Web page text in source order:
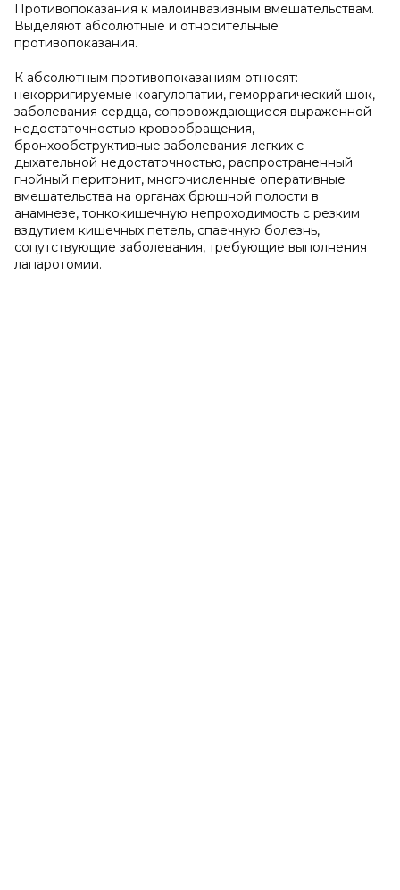
Противопоказания к малоинвазивным вмешательствам.
Выделяют абсолютные и относительные
противопоказания.
К абсолютным противопоказаниям относят:
некорригируемые коагулопатии, геморрагический шок,
заболевания сердца, сопровождающиеся выраженной
недостаточностью кровообращения,
бронхообструктивные заболевания легких с
дыхательной недостаточностью, распространенный
гнойный перитонит, многочисленные оперативные
вмешательства на органах брюшной полости в
анамнезе, тонкокишечную непроходимость с резким
вздутием кишечных петель, спаечную болезнь,
сопутствующие заболевания, требующие выполнения
лапаротомии.